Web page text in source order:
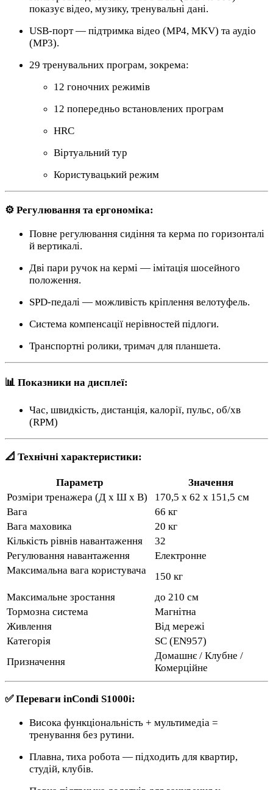
показує відео, музику, тренувальні дані.
USB-порт — підтримка відео (MP4, MKV) та аудіо
(MP3).
29 тренувальних програм, зокрема:
12 гоночних режимів
12 попередньо встановлених програм
HRC
Віртуальний тур
Користувацький режим
⚙️ Регулювання та ергономіка:
Повне регулювання сидіння та керма по горизонталі
й вертикалі.
Дві пари ручок на кермі — імітація шосейного
положення.
SPD-педалі — можливість кріплення велотуфель.
Система компенсації нерівностей підлоги.
Транспортні ролики, тримач для планшета.
📊 Показники на дисплеї:
Час, швидкість, дистанція, калорії, пульс, об/хв
(RPM)
📐 Технічні характеристики:
Параметр
Значення
Розміри тренажера (Д x Ш x В)
170,5 x 62 x 151,5 см
Вага
66 кг
Вага маховика
20 кг
Кількість рівнів навантаження
32
Регулювання навантаження
Електронне
Максимальна вага користувача
150 кг
Максимальне зростання
до 210 см
Тормозна система
Магнітна
Живлення
Від мережі
Категорія
SC (EN957)
Призначення
Домашнє / Клубне /
Комерційне
✅ Переваги inCondi S1000i:
Висока функціональність + мультимедіа =
тренування без рутини.
Плавна, тиха робота — підходить для квартир,
студій, клубів.